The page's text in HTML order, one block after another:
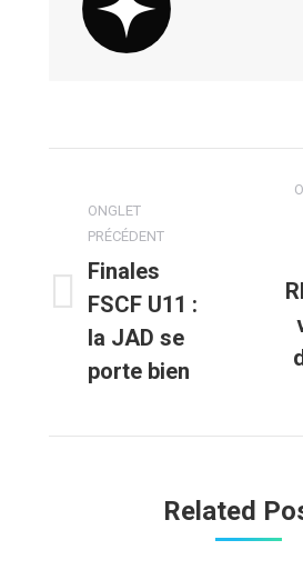
commentaire
ONGLET
PRÉCÉDENT
Onglet
précédent
Finales
FSCF U11 :
la JAD se
porte bien
Related